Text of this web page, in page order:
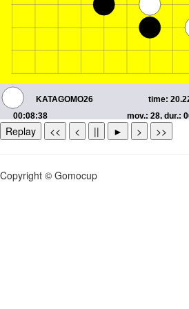
Replay << < || ► > >>
Copyright © Gomocup